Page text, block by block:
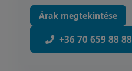
Árak megtekintése
+36 70 659 88 88